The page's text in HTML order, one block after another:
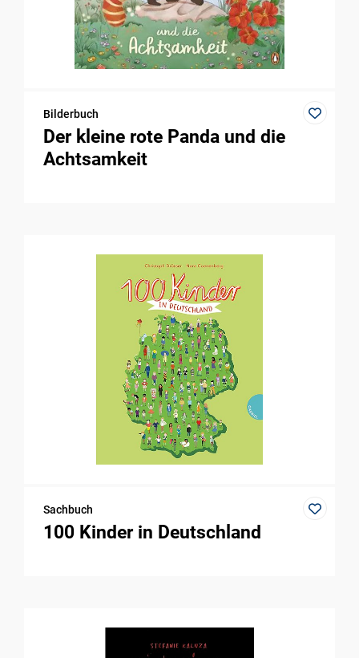
Bilderbuch
Der kleine rote Panda und die
Achtsamkeit
Sachbuch
100 Kinder in Deutschland